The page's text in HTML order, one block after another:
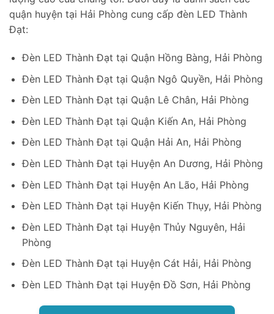
quận huyện tại Hải Phòng cung cấp đèn LED Thành
Đạt:
Đèn LED Thành Đạt tại Quận Hồng Bàng, Hải Phòng
Đèn LED Thành Đạt tại Quận Ngô Quyền, Hải Phòng
Đèn LED Thành Đạt tại Quận Lê Chân, Hải Phòng
Đèn LED Thành Đạt tại Quận Kiến An, Hải Phòng
Đèn LED Thành Đạt tại Quận Hải An, Hải Phòng
Đèn LED Thành Đạt tại Huyện An Dương, Hải Phòng
Đèn LED Thành Đạt tại Huyện An Lão, Hải Phòng
Đèn LED Thành Đạt tại Huyện Kiến Thụy, Hải Phòng
Đèn LED Thành Đạt tại Huyện Thủy Nguyên, Hải
Phòng
Đèn LED Thành Đạt tại Huyện Cát Hải, Hải Phòng
Đèn LED Thành Đạt tại Huyện Đồ Sơn, Hải Phòng